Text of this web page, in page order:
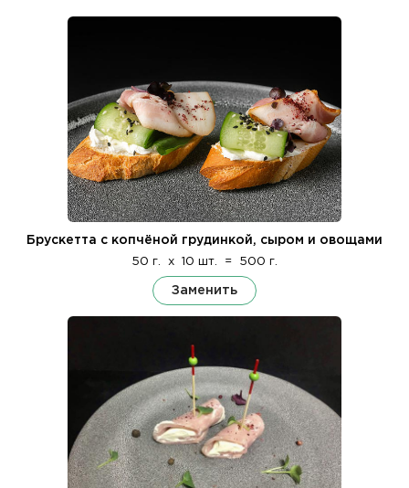
Брускетта с копчёной грудинкой, сыром и овощами
50 г. x 10 шт. = 500 г.
Заменить